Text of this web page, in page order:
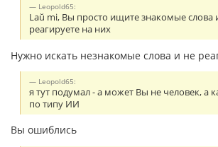
Leopold65:
Laŭ mi, Вы просто ищите знакомые
реагируете на них
Нужно искать незнакомые слова и не
Leopold65:
я тут подумал - а может Вы не человек, а
по типу ИИ
Вы ошиблись